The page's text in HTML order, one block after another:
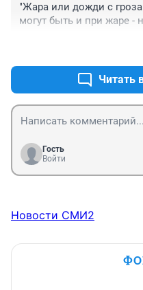
"Жара или дожди с
могут быть и при жаре -
Читать
Гость
Войти
Новости СМИ2